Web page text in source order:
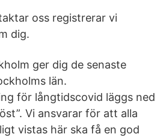
oss registrerar vi
dig.
ger dig de senaste
län.
för långtidscovid läggs ned
Vi ansvarar för att alla
vistas här ska få en god